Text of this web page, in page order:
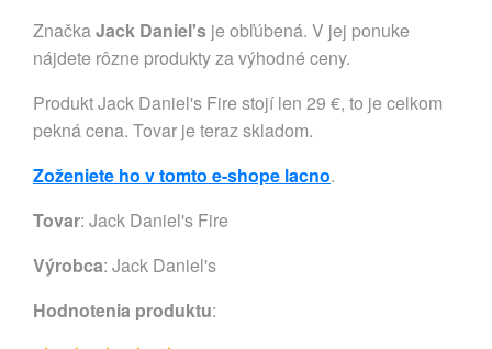
ZnačkaJack Daniel's je obľúbená. V jej ponuke
nájdete rôzne produkty za výhodné ceny.
Produkt Jack Daniel's Fire stojí len 29 €, to je celkom
pekná cena. Tovar je teraz skladom.
Zoženiete ho v tomto e-shope lacno.
Tovar: Jack Daniel's Fire
Výrobca: Jack Daniel's
Hodnotenia produktu: